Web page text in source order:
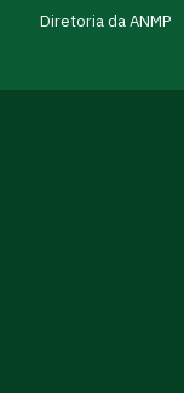
Diretoria da ANMP